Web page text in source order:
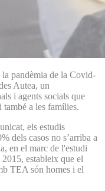
la pandèmia de la Covid-
Autea, un
i agents socials que
a les famílies.
els estudis
dels casos no s’arriba a
en el marc de l'estudi
estableix que el
TEA són homes i el